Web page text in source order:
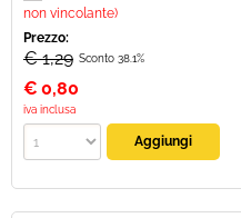
non vincolante)
Prezzo:
€ 1,29 Sconto 38.1%
€ 0,80
iva inclusa